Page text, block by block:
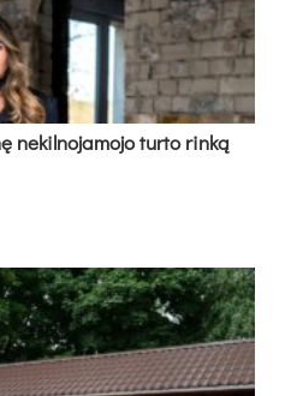
nekilnojamojo turto rinką